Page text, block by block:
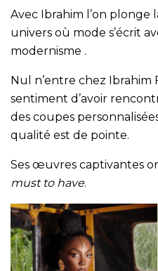
Avec Ibrahim l’on plonge
univers où mode s’écrit
modernisme .
Nul n’entre chez Ibrahim
sentiment d’avoir
des coupes
qualité est de pointe.
Ses œuvres captivantes
must to have.